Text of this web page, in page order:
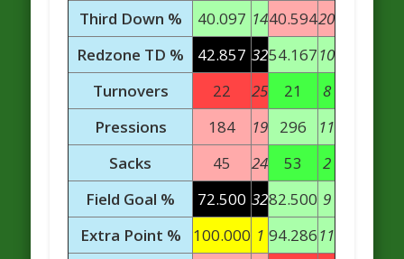
Third Down %
40.097 1440.59420
Redzone TD %
42.857 3254.16710
Turnovers
22 25 21
8
Pressions
184 19 296
11
Sacks
45 24 53
2
Field Goal %
72.500 3282.500 9
Extra Point %
100.000 1 94.28611